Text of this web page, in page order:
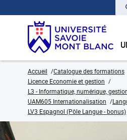
Accueil Catalogue des formations
Licence Economie et gestion
L3 - Informatique, numérique,
UAM605 Internationalisation
LV3 Espagnol (Pôle Langue - bonus)